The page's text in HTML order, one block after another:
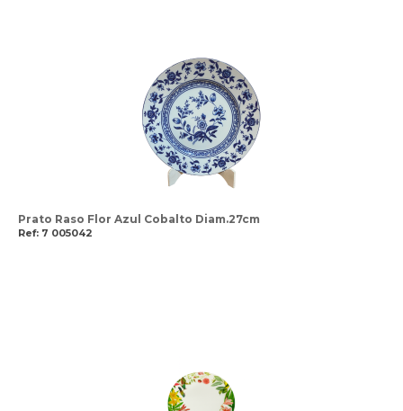
Prato Raso Flor Azul Cobalto Diam.27cm
Ref: 7 005042